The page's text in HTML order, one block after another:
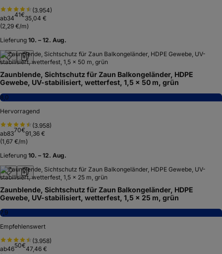
(3.954)
ab3441€35,04 €
(2,29 €/m)
Lieferung 10. – 12. Aug.
Zaunblende, Sichtschutz für Zaun Balkongeländer, HDPE
Gewebe, UV-stabilisiert, wetterfest, 1,5 x 50 m, grün
8,0
Hervorragend
(3.958)
ab8370€91,36 €
(1,67 €/m)
Lieferung 10. – 12. Aug.
Zaunblende, Sichtschutz für Zaun Balkongeländer, HDPE
Gewebe, UV-stabilisiert, wetterfest, 1,5 x 25 m, grün
7,9
Empfehlenswert
(3.958)
ab4650€47,46 €